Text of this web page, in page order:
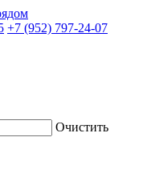
+7 (952) 797-24-07
Очистить